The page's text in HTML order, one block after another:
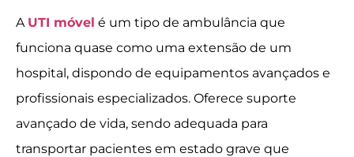
A UTI móvel é um tipo de ambulância que
funciona quase como uma extensão de um
hospital, dispondo de equipamentos avançados e
profissionais especializados. Oferece suporte
avançado de vida, sendo adequada para
transportar pacientes em estado grave que